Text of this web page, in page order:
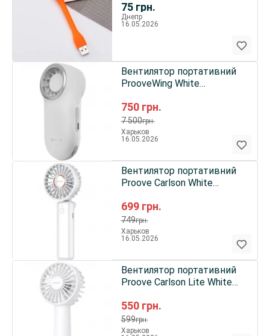
75 грн.
устройство
Днепр
16.05.2026
750 грн.
7 500грн.
Вентилятор портативний
ProoveWing White
Харьков
16.05.2026
699 грн.
749грн.
Вентилятор портативний
Proove Carlson White
Харьков
16.05.2026
550 грн.
599грн.
Вентилятор портативний
Proove Carlson Lite White
Харьков